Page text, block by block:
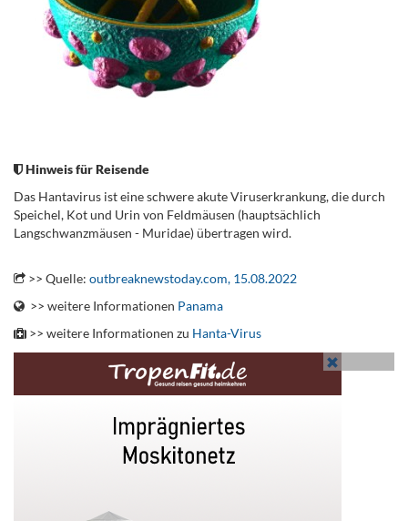
Hinweis für Reisende
Das Hantavirus ist eine schwere akute Viruserkrankung, die durch
Speichel, Kot und Urin von Feldmäusen (hauptsächlich
Langschwanzmäusen - Muridae) übertragen wird.
>> Quelle: outbreaknewstoday.com, 15.08.2022
>> weitere Informationen Panama
>> weitere Informationen zu Hanta-Virus